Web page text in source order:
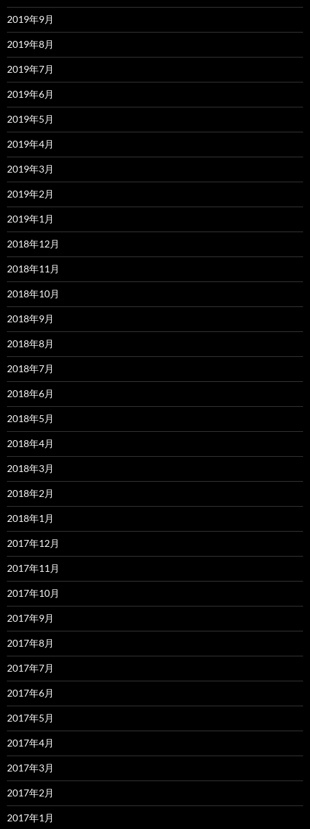
2019年9月
2019年8月
2019年7月
2019年6月
2019年5月
2019年4月
2019年3月
2019年2月
2019年1月
2018年12月
2018年11月
2018年10月
2018年9月
2018年8月
2018年7月
2018年6月
2018年5月
2018年4月
2018年3月
2018年2月
2018年1月
2017年12月
2017年11月
2017年10月
2017年9月
2017年8月
2017年7月
2017年6月
2017年5月
2017年4月
2017年3月
2017年2月
2017年1月